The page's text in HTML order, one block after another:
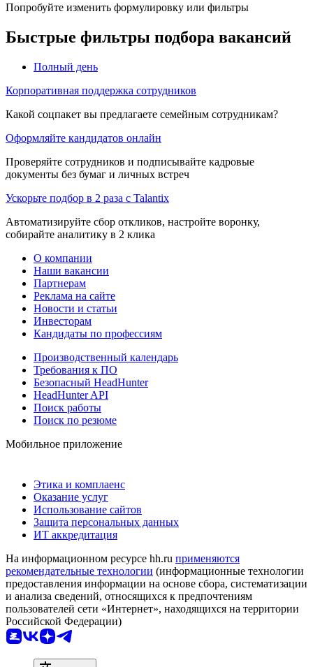
Попробуйте изменить формулировку или фильтры
Быстрые фильтры подбора вакансий
Полный день
Корпоративная поддержка сотрудников
Какой соцпакет вы предлагаете семейным сотрудникам?
Оформляйте кандидатов онлайн
Проверяйте сотрудников и подписывайте кадровые
документы без бумаг и личных встреч
Ускорьте подбор в 2 раза с Talantix
Автоматизируйте сбор откликов, настройте воронку,
собирайте аналитику в 2 клика
О компании
Наши вакансии
Партнерам
Реклама на сайте
Новости и статьи
Инвесторам
Кандидаты по профессиям
Производственный календарь
Требования к ПО
Безопасный HeadHunter
HeadHunter API
Поиск работы
Поиск по резюме
Мобильное приложение
Этика и комплаенс
Оказание услуг
Использование сайтов
Защита персональных данных
ИТ аккредитация
На информационном ресурсе hh.ru применяются
рекомендательные технологии (информационные технологии
предоставления информации на основе сбора, систематизации
и анализа сведений, относящихся к предпочтениям
пользователей сети «Интернет», находящихся на территории
Российской Федерации)